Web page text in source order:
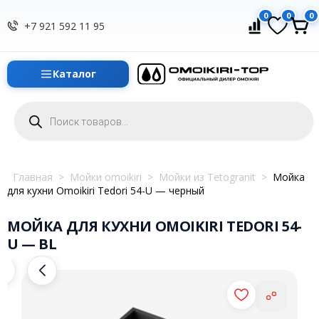
+7 921 592 11 95
0 0 0
Каталог
товаров
Главная > Мойки omoikiri > Мойки из Tetogranit > Мойка
для кухни Omoikiri Tedori 54-U — черный
МОЙКА ДЛЯ КУХНИ OMOIKIRI TEDORI 54-
U — BL